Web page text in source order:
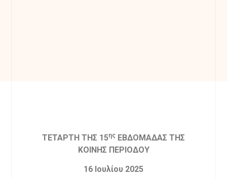
ΤΕΤΑΡΤΗ ΤΗΣ 15ης ΕΒΔΟΜΑΔΑΣ ΤΗΣ
ΚΟΙΝΗΣ ΠΕΡΙΟΔΟΥ
16 Ιουλίου 2025